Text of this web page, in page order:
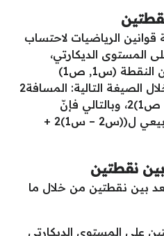
قوانين الرياضيات لاحتساب
المستوى الديكارتي،
ويُمكن حساب المسافة بين النقطة (س1, ص1)
والنقطة (س2, ص2) من خلال الصيغة التالية: المسافة2
= (س2 – س1)2 + (ص2 – ص1)2، وبالتالي فإنّ
المسافة تُساوي الجذر التربيعي ل((س2 – س1)2 +
نقطتين
بين نقطتين من خلال ما
على المستوى الديكارتي